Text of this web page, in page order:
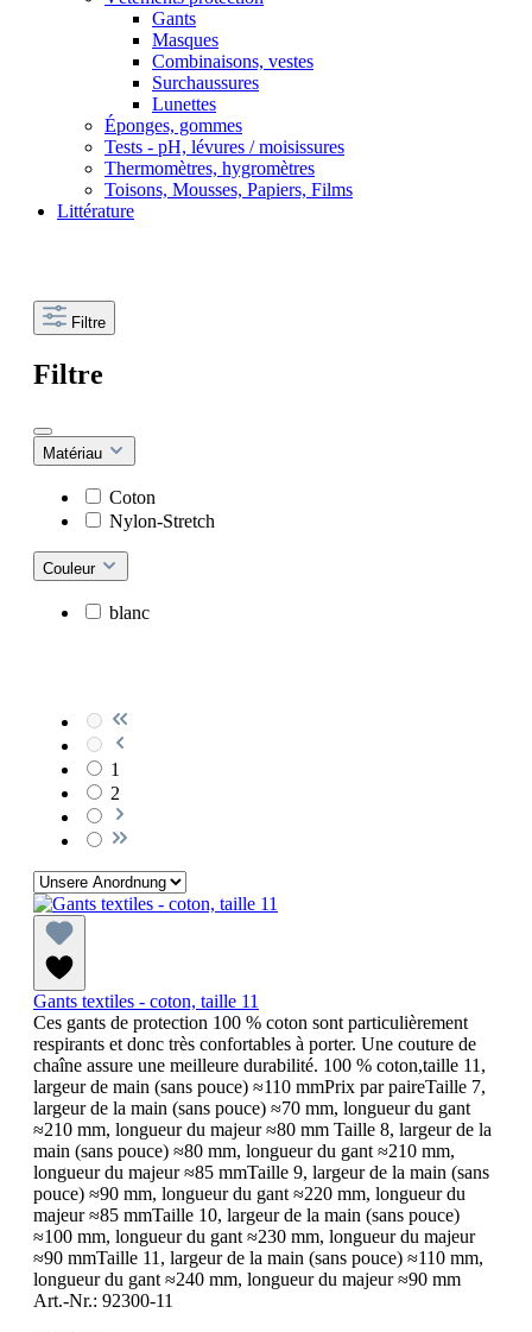
Gants
Masques
Combinaisons, vestes
Surchaussures
Lunettes
Éponges, gommes
Tests - pH, lévures / moisissures
Thermomètres, hygromètres
Toisons, Mousses, Papiers, Films
Littérature
Filtre
Filtre
Matériau
Coton
Nylon-Stretch
Couleur
blanc
1
2
Gants textiles - coton, taille 11
Ces gants de protection 100 % coton sont particulièrement
respirants et donc très confortables à porter. Une couture de
chaîne assure une meilleure durabilité. 100 % coton,taille 11,
largeur de main (sans pouce) ≈110 mmPrix par paireTaille 7,
largeur de la main (sans pouce) ≈70 mm, longueur du gant
≈210 mm, longueur du majeur ≈80 mm Taille 8, largeur de la
main (sans pouce) ≈80 mm, longueur du gant ≈210 mm,
longueur du majeur ≈85 mmTaille 9, largeur de la main (sans
pouce) ≈90 mm, longueur du gant ≈220 mm, longueur du
majeur ≈85 mmTaille 10, largeur de la main (sans pouce)
≈100 mm, longueur du gant ≈230 mm, longueur du majeur
≈90 mmTaille 11, largeur de la main (sans pouce) ≈110 mm,
longueur du gant ≈240 mm, longueur du majeur ≈90 mm
Art.-Nr.: 92300-11